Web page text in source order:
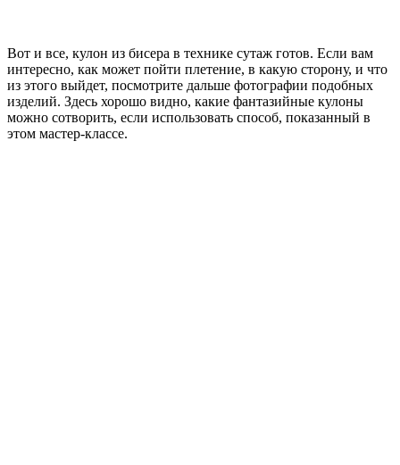
Вот и все, кулон из бисера в технике сутаж готов. Если вам
интересно, как может пойти плетение, в какую сторону, и что
из этого выйдет, посмотрите дальше фотографии подобных
изделий. Здесь хорошо видно, какие фантазийные кулоны
можно сотворить, если использовать способ, показанный в
этом мастер-классе.